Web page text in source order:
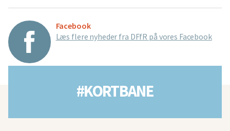
Facebook
Læs flere nyheder fra DFfR på vores Facebook
#KORTBANE